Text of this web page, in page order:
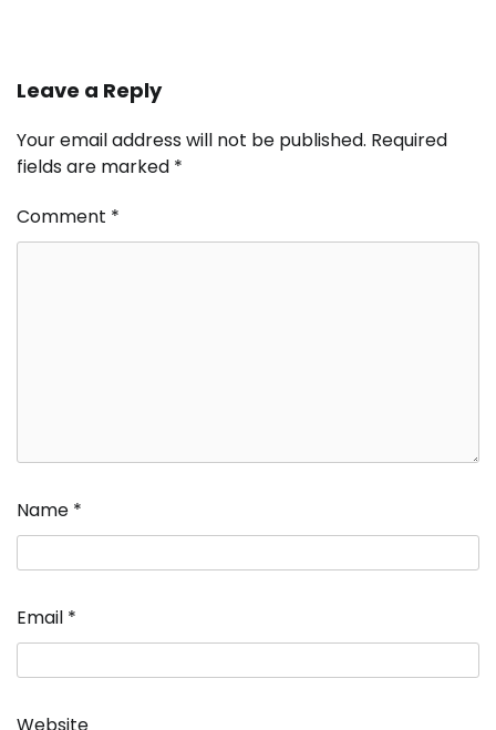
Leave a Reply
Your email address will not be published. Required
fields are marked *
Comment *
Name *
Email *
Website